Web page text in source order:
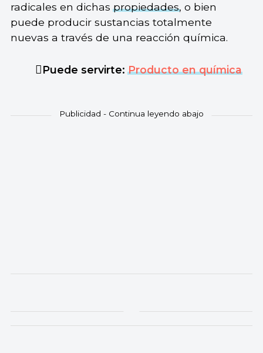
radicales en dichaspropiedades, o bien
puede producir sustancias totalmente
nuevas a través de una reacción química.
Puede servirte:Producto en química